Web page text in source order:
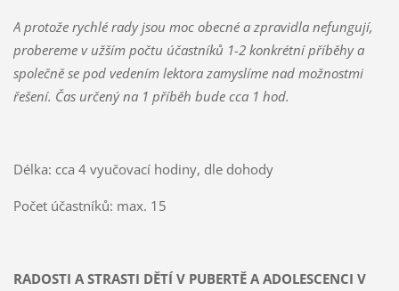
A protože rychlé rady jsou moc obecné a zpravidla nefungují,
probereme v užším počtu účastníků 1-2 konkrétní příběhy a
společně se pod vedením lektora zamyslíme nad možnostmi
řešení. Čas určený na 1 příběh bude cca 1 hod.
Délka: cca 4 vyučovací hodiny, dle dohody
Počet účastníků: max. 15
RADOSTI A STRASTI DĚTÍ V PUBERTĚ A ADOLESCENCI V